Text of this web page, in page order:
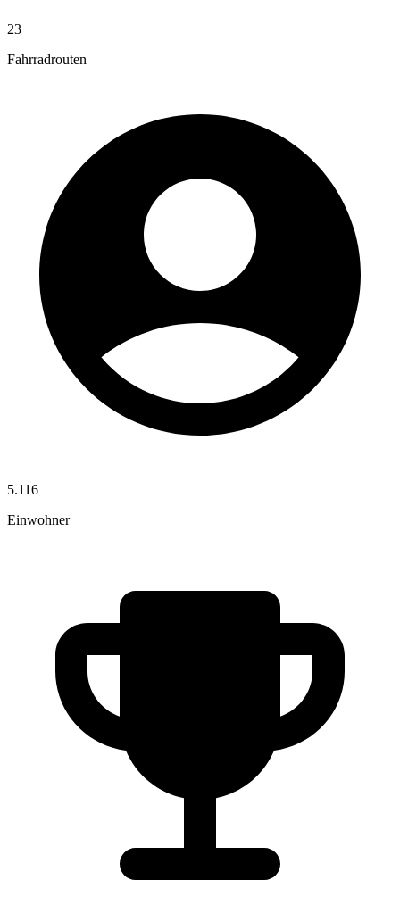
23
Fahrradrouten
5.116
Einwohner